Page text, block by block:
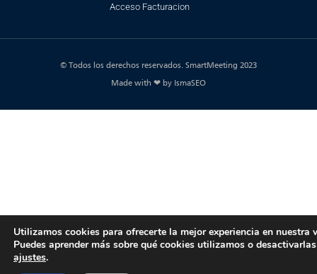
Acceso Facturacion
© Todos los derechos reservados. SmartMeeting 2023
Made with ❤ by IsmaSEO
Utilizamos cookies para ofrecerte la mejor experiencia en nuestra
Puedes aprender más sobre qué cookies utilizamos o
ajustes.